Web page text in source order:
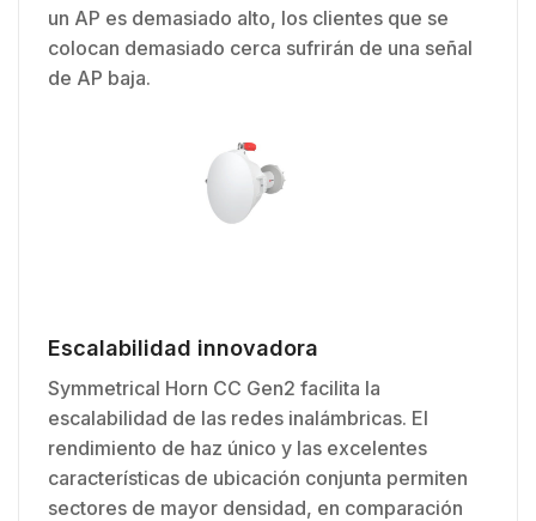
un AP es demasiado alto, los clientes que se
colocan demasiado cerca sufrirán de una señal
de AP baja.
Escalabilidad innovadora
Symmetrical Horn CC Gen2 facilita la
escalabilidad de las redes inalámbricas. El
rendimiento de haz único y las excelentes
características de ubicación conjunta permiten
sectores de mayor densidad, en comparación